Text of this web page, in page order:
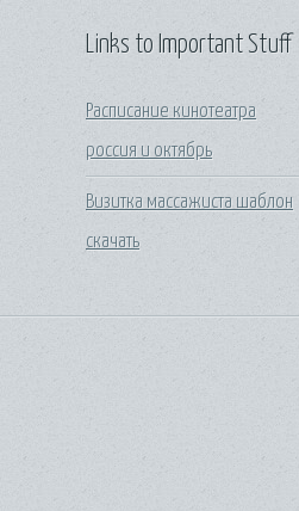
Links to Important Stuff
Расписание кинотеатра
россия и октябрь
Визитка массажиста шаблон
скачать